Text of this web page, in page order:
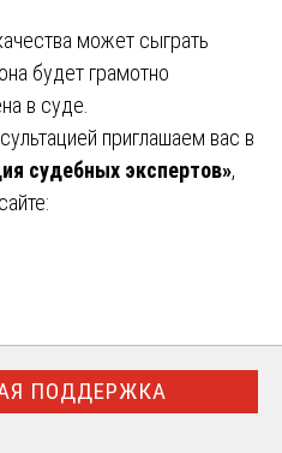
может сыграть
будет грамотно
в суде.
приглашаем вас в
судебных экспертов»,
ПОДДЕРЖКА